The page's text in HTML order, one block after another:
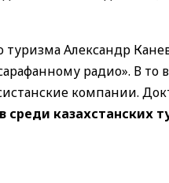
Александр
радио». В то
компании.
среди казахстанских